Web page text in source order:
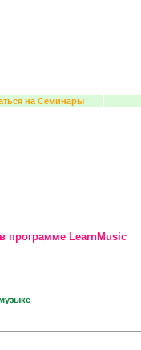
на Семинары
программе LearnMusic